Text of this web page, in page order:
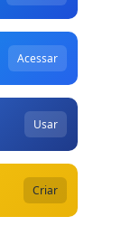
Acessar
Usar
Criar